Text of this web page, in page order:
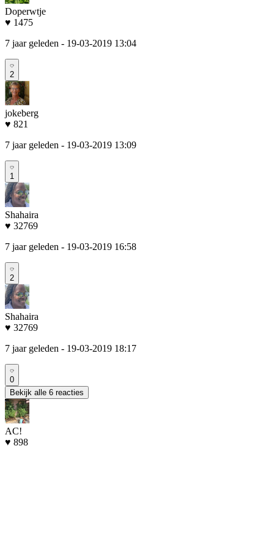
Doperwtje
♥ 1475
7 jaar geleden - 19-03-2019 13:04
2
jokeberg
♥ 821
7 jaar geleden - 19-03-2019 13:09
1
Shahaira
♥ 32769
7 jaar geleden - 19-03-2019 16:58
2
Shahaira
♥ 32769
7 jaar geleden - 19-03-2019 18:17
0
Bekijk alle 6 reacties
AC!
♥ 898